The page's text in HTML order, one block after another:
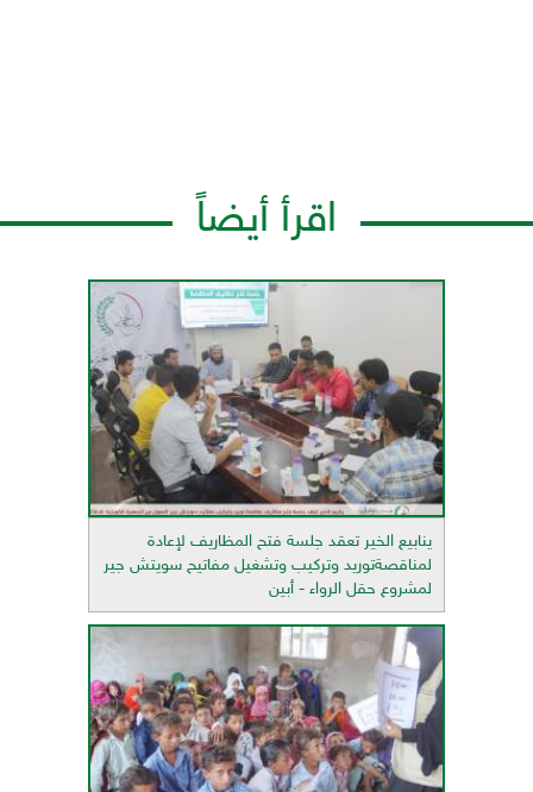
اقرأ أيضاً
ينابيع الخير تعقد جلسة فتح المظاريف لإعادة
لمناقصةتوريد وتركيب وتشغيل مفاتيح سويتش جير
لمشروع حقل الرواء - أبين